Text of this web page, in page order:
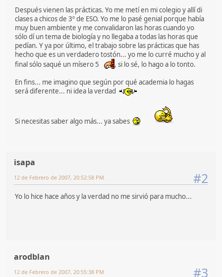
Después vienen las prácticas. Yo me metí en mi colegio y allí di
clases a chicos de 3º de ESO. Yo me lo pasé genial porque había
muy buen ambiente y me convalidaron las horas cuando yo
sólo dí un tema de biología y no llegaba a todas las horas que
pedían. Y ya por último, el trabajo sobre las prácticas que has
hecho que es un verdadero tostón... yo me lo curré mucho y al
final sólo saqué un mísero 5
, si lo sé, lo hago a lo tonto.
En fins... me imagino que según por qué academia lo hagas
será diferente... ni idea la verdad
Si necesitas saber algo más... ya sabes
isapa
#2
12 de Febrero de 2007, 20:52:58 PM
Yo lo hice hace años y la verdad no me sirvió para mucho...
arodblan
#3
12 de Febrero de 2007, 20:55:38 PM